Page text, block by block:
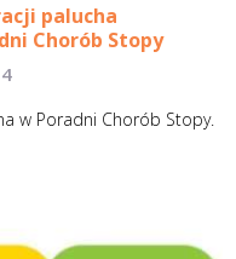
palucha
Chorób Stopy
w Poradni Chorób Stopy.